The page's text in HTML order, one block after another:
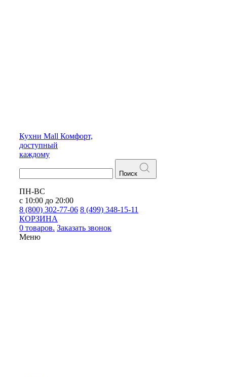
Кухни Mall Комфорт,
доступный
каждому
Поиск
ПН-ВС
с 10:00 до 20:00
8 (800) 302-77-06 8 (499) 348-15-11
КОРЗИНА
0 товаров. Заказать звонок
Меню